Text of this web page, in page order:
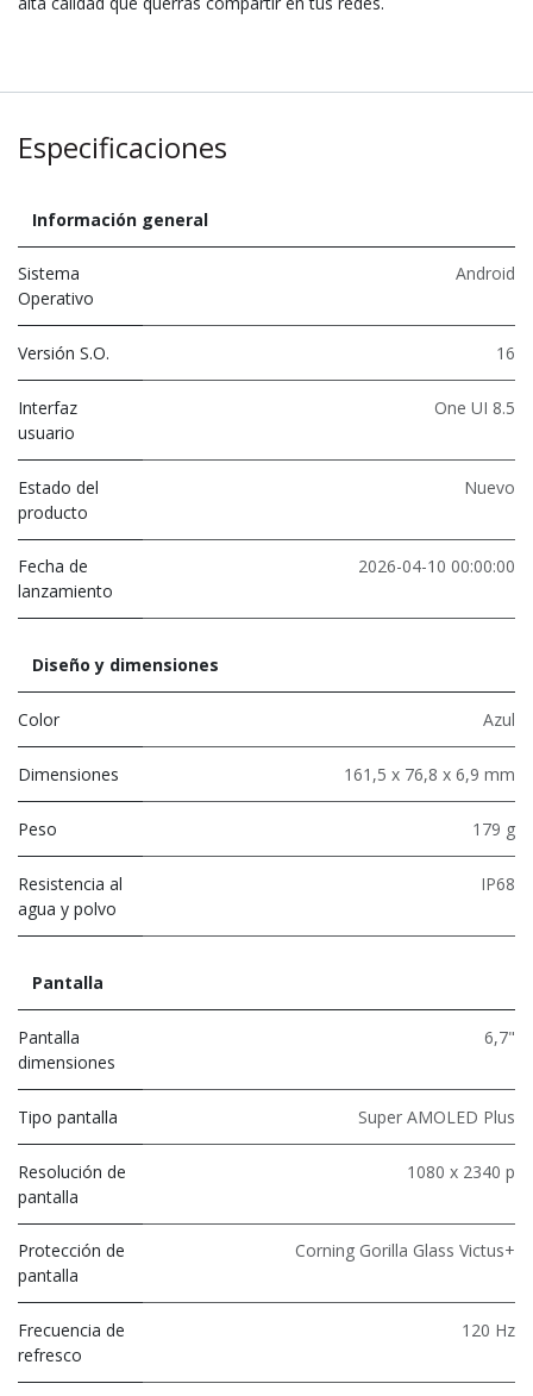
Especificaciones
Información general
Sistema
Operativo
Android
Versión S.O. 16
Interfaz
usuario
One UI 8.5
Estado del
producto
Nuevo
Fecha de
lanzamiento
2026-04-10 00:00:00
Diseño y dimensiones
Color Azul
Dimensiones 161,5 x 76,8 x 6,9 mm
Peso 179 g
Resistencia al
agua y polvo
IP68
Pantalla
Pantalla
dimensiones
6,7"
Tipo pantalla Super AMOLED Plus
Resolución de
pantalla
1080 x 2340 p
Protección de
pantalla
Corning Gorilla Glass Victus+
Frecuencia de
refresco
120 Hz